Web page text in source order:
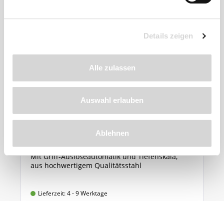
Details zeigen
Alle zulassen
Auswahl erlauben
Ablehnen
GARDENA-Blumenzwiebelpflanzer (Art.Nr.
Mit Griff-Auslöseautomatik und Tiefenskala,
aus hochwertigem Qualitätsstahl
Lieferzeit: 4 - 9 Werktage